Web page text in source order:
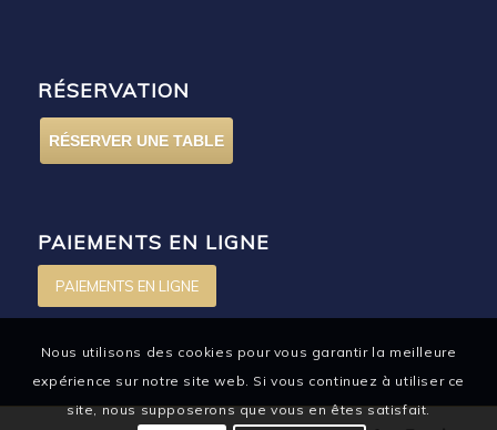
RÉSERVATION
RÉSERVER UNE TABLE
PAIEMENTS EN LIGNE
PAIEMENTS EN LIGNE
Nous utilisons des cookies pour vous garantir la meilleure
expérience sur notre site web. Si vous continuez à utiliser ce
site, nous supposerons que vous en êtes satisfait.